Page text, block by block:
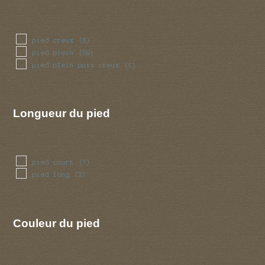
pied creux (6)
pied plein (89)
pied plein puis creux (1)
Longueur du pied
pied court (7)
pied long (2)
Couleur du pied